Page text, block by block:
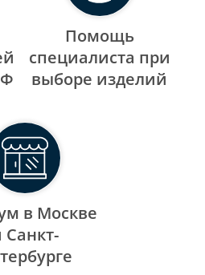
Помощь
специалиста при
выборе изделий
в Москве
Санкт-